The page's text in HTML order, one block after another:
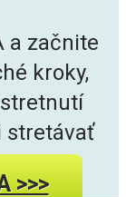
a začnite
kroky,
stretávať
>>>